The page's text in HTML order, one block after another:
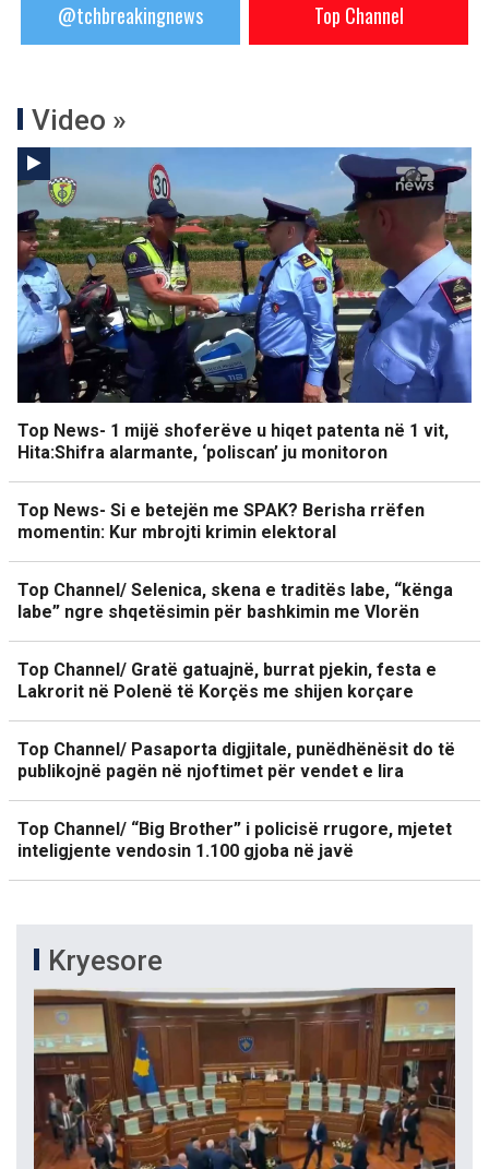
@tchbreakingnews Top Channel
Video »
Top News- 1 mijë shoferëve u hiqet patenta në 1 vit,
Hita:Shifra alarmante, ‘poliscan’ ju monitoron
Top News- Si e betejën me SPAK? Berisha rrëfen
momentin: Kur mbrojti krimin elektoral
Top Channel/ Selenica, skena e traditës labe, “kënga
labe” ngre shqetësimin për bashkimin me Vlorën
Top Channel/ Gratë gatuajnë, burrat pjekin, festa e
Lakrorit në Polenë të Korçës me shijen korçare
Top Channel/ Pasaporta digjitale, punëdhënësit do të
publikojnë pagën në njoftimet për vendet e lira
Top Channel/ “Big Brother” i policisë rrugore, mjetet
inteligjente vendosin 1.100 gjoba në javë
Kryesore